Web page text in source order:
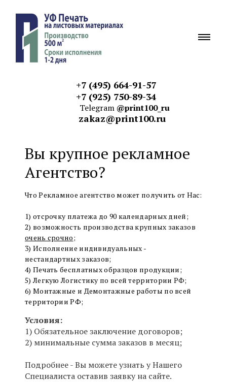
+7 (495) 664-91-57
+7 (925) 750-89-34
Telegram @print100_ru
zakaz@print100.ru
Вы крупное рекламное
Агентство?
Что Рекламное агентство может получить от Нас:
1) отсрочку платежа до 90 календарных дней;
2) возможность производства крупных заказов
очень срочно;
3) Исполнение индивидуальных -
нестандартных заказов;
4) Печать бесплатных образцов продукции;
5) Легкую Логистику по всей территории РФ;
6) Монтажные и Демонтажные работы по всей
территории РФ;
Условия:
1) Обязательное заключение договоров;
2) минимальные сумма заказов в месяц;
Подробнее - Вы можете узнать у Нашего
Специалиста оставив заявку на сайте.